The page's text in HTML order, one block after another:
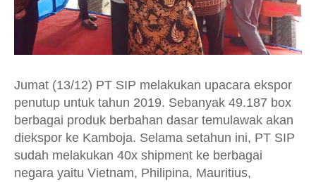
Jumat (13/12) PT SIP melakukan upacara ekspor
penutup untuk tahun 2019. Sebanyak 49.187 box
berbagai produk berbahan dasar temulawak akan
diekspor ke Kamboja. Selama setahun ini, PT SIP
sudah melakukan 40x shipment ke berbagai
negara yaitu Vietnam, Philipina, Mauritius,